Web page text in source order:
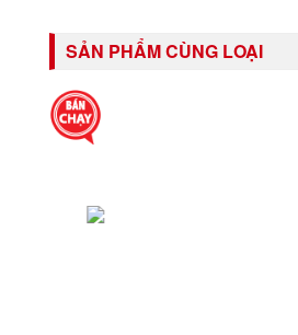
SẢN PHẨM CÙNG LOẠI